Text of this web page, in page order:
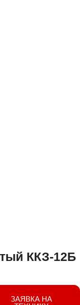
ККЗ-12Б
ЗАЯВКА НА